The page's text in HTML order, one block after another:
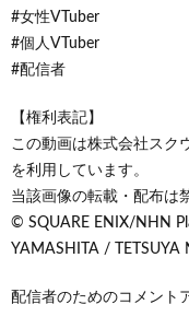
#女性VTuber
#個人VTuber
#配信者
【権利表記】
この動画は株式会社スク
を利用しています。
当該画像の転載・配布は
© SQUARE ENIX/NHN
YAMASHITA / TETSUYA
配信者のためのコメント